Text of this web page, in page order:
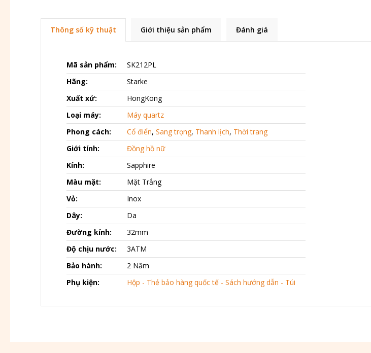
Thông số kỹ thuật Giới thiệu sản phẩm Đánh giá
Mã sản phẩm:
SK212PL
Hãng:
Starke
Xuất xứ:
HongKong
Loại máy:
Máy quartz
Phong cách:
Cổ điển, Sang trọng, Thanh lịch, Thời trang
Giới tính:
Đồng hồ nữ
Kính:
Sapphire
Màu mặt:
Mặt Trắng
Vỏ:
Inox
Dây:
Da
Đường kính:
32mm
Độ chịu nước:
3ATM
Bảo hành:
2 Năm
Phụ kiện:
Hộp - Thẻ bảo hàng quốc tế - Sách hướng dẫn - Túi